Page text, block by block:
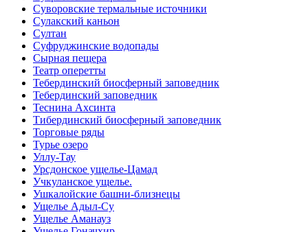
Суворовские термальные источники
Сулакский каньон
Султан
Суфруджинские водопады
Сырная пещера
Театр оперетты
Тебердинский биосферный заповедник
Тебердинский заповедник
Теснина Ахсинта
Тибердинский биосферный заповедник
Торговые ряды
Турье озеро
Уллу-Тау
Урсдонское ущелье-Цамад
Учкуланское ущелье.
Ушкалойские башни-близнецы
Ущелье Адыл-Су
Ущелье Аманауз